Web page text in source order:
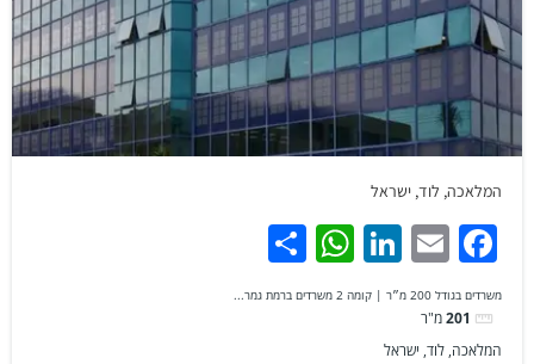
המלאכה, לוד, ישראל
Facebook
Email
LinkedIn
WhatsApp
Share
משרדים בגודל 200 מ״ר | קומה 2 משרדים ברמת גמר...
201מ"ר
המלאכה, לוד, ישראל